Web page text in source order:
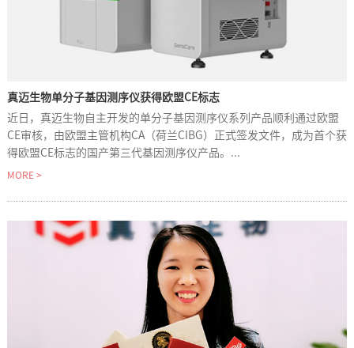
真迈生物单分子基因测序仪获得欧盟CE标志
近日，真迈生物自主开发的单分子基因测序仪系列产品顺利通过欧盟
CE审核，由欧盟主管机构CA（荷兰CIBG）正式签发文件，成为首个获
得欧盟CE标志的国产第三代基因测序仪产品。...
MORE >